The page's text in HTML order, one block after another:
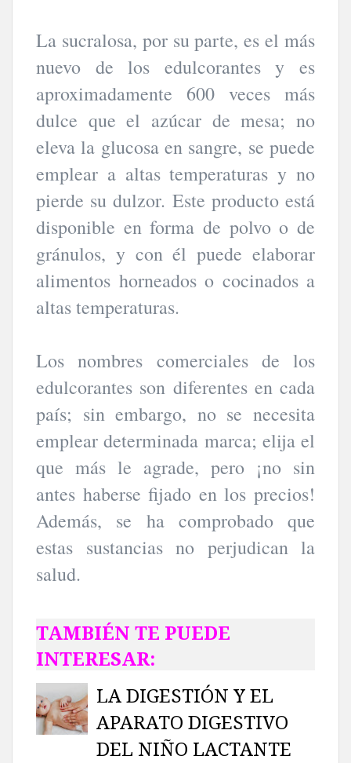
La sucralosa, por su parte, es el más
nuevo de los edulcorantes y es
aproximadamente 600 veces más
dulce que el azúcar de mesa; no
eleva la glucosa en sangre, se puede
emplear a altas temperaturas y no
pierde su dulzor. Este producto está
disponible en forma de polvo o de
gránulos, y con él puede elaborar
alimentos horneados o cocinados a
altas temperaturas.
Los nombres comerciales de los
edulcorantes son diferentes en cada
país; sin embargo, no se necesita
emplear determinada marca; elija el
que más le agrade, pero ¡no sin
antes haberse fijado en los precios!
Además, se ha comprobado que
estas sustancias no perjudican la
salud.
TAMBIÉN TE PUEDE
INTERESAR:
LA DIGESTIÓN Y EL
APARATO DIGESTIVO
DEL NIÑO LACTANTE